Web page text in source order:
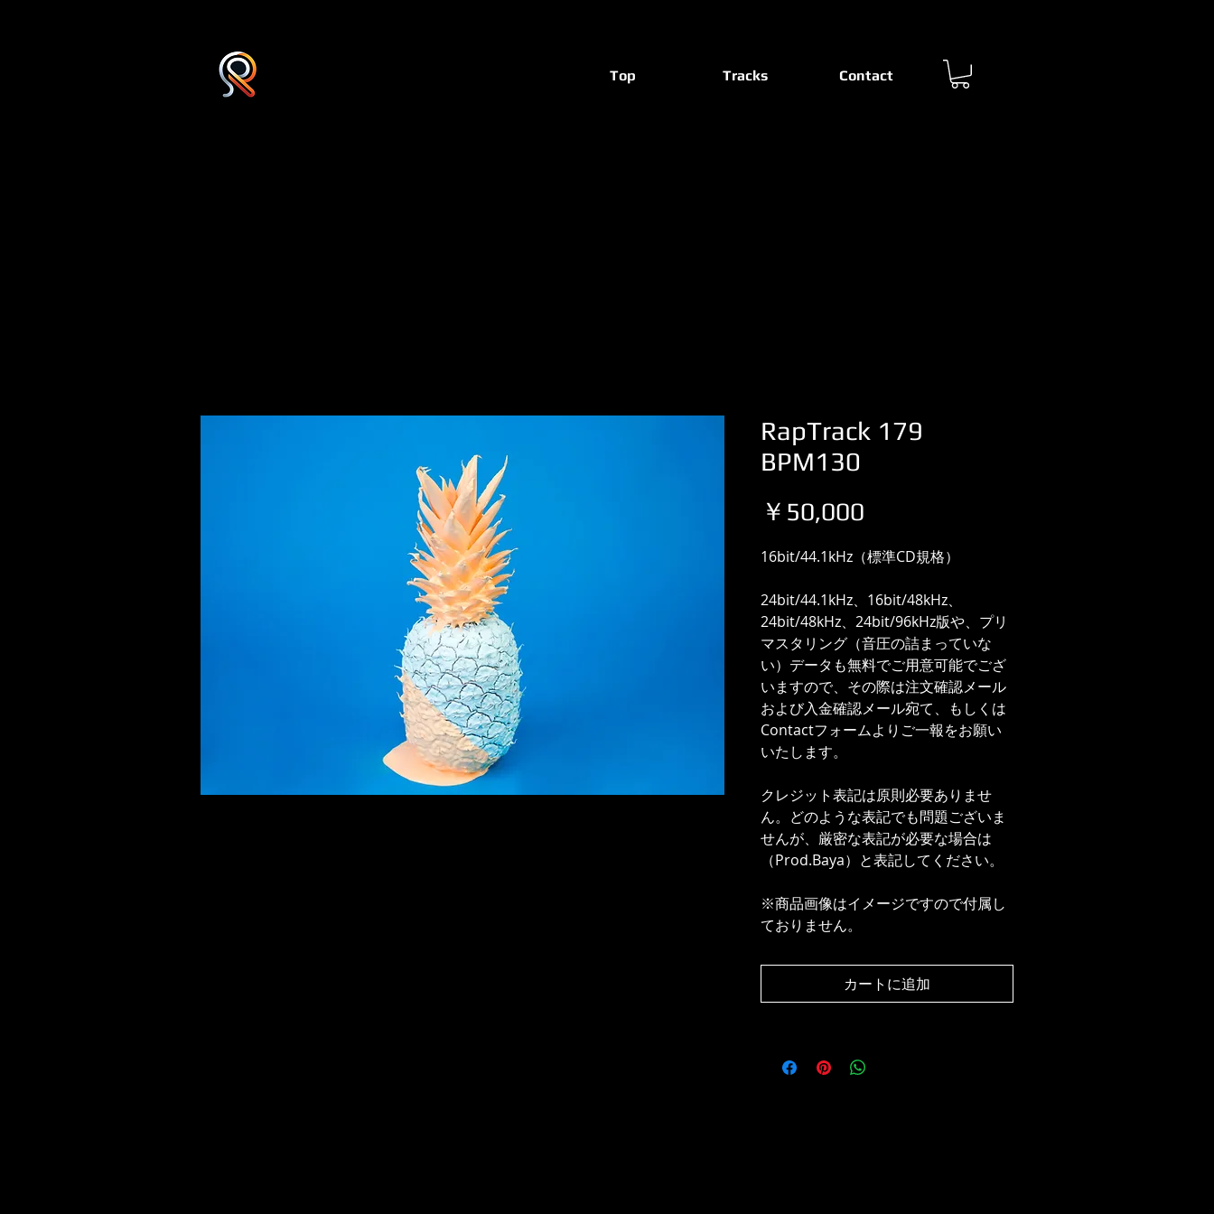
Top Tracks Contact
RapTrack 179
BPM130
￥50,000
16bit/44.1kHz（標準CD規格）
24bit/44.1kHz、16bit/48kHz、
24bit/48kHz、24bit/96kHz版や、プリ
マスタリング（音圧の詰まっていな
い）データも無料でご用意可能でござ
いますので、その際は注文確認メール
および入金確認メール宛て、もしくは
Contactフォームよりご一報をお願い
いたします。
クレジット表記は原則必要ありませ
ん。どのような表記でも問題ございま
せんが、厳密な表記が必要な場合は
（Prod.Baya）と表記してください。
※商品画像はイメージですので付属し
ておりません。
カートに追加